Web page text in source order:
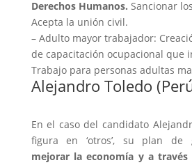
Derechos Humanos. Sancionar
Acepta la unión civil.
– Adulto mayor trabajador:
de capacitación ocupacional que
Trabajo para personas adultas
Alejandro Toledo
En el caso del candidato
figura en ‘otros’, su plan de
mejorar la economía y a